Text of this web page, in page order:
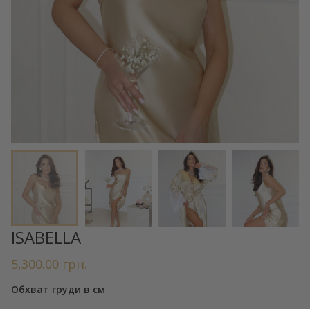
ISABELLA
5,300.00 грн.
Обхват груди в см